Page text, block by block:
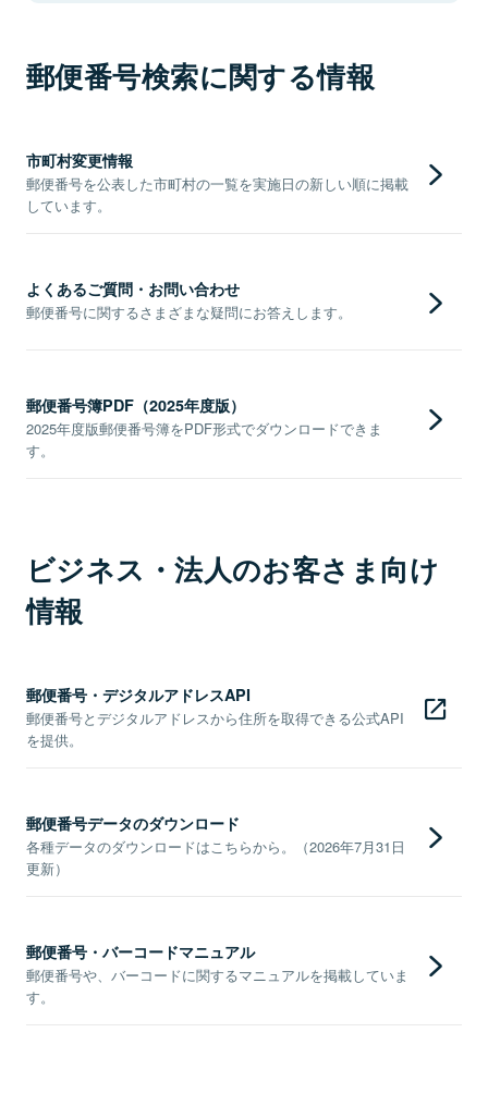
郵便番号検索に関する情報
市町村変更情報
郵便番号を公表した市町村の一覧を実施日の新しい順に掲載
しています。
よくあるご質問・お問い合わせ
郵便番号に関するさまざまな疑問にお答えします。
郵便番号簿PDF（2025年度版）
2025年度版郵便番号簿をPDF形式でダウンロードできま
す。
ビジネス・法人のお客さま向け
情報
郵便番号・デジタルアドレスAPI
郵便番号とデジタルアドレスから住所を取得できる公式API
を提供。
郵便番号データのダウンロード
各種データのダウンロードはこちらから。（2026年7月31日
更新）
郵便番号・バーコードマニュアル
郵便番号や、バーコードに関するマニュアルを掲載していま
す。